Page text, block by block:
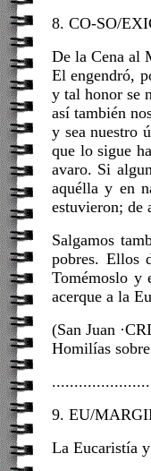
8. CO-SO/
De la Cena al
El engendró,
y tal honor se
así también
y sea nuestro
que lo sigue
avaro. Si
aquélla y en
estuvieron; de
Salgamos
pobres. Ellos
Tomémoslo y
acerque a la
(San Juan
Homilías
9. EU/
La Eucaristía